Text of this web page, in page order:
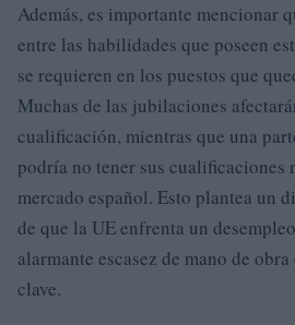
Además, es importante mencionar
entre las habilidades que poseen
se requieren en los puestos que
Muchas de las jubilaciones
cualificación, mientras que una
podría no tener sus cualificaciones
mercado español. Esto plantea un
de que la UE enfrenta un
alarmante escasez de mano de
clave.